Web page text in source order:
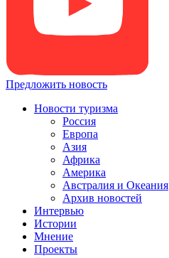
Предложить новость
Новости туризма
Россия
Европа
Азия
Африка
Америка
Австралия и Океания
Архив новостей
Интервью
Истории
Мнение
Проекты